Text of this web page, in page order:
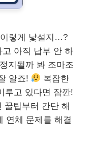
렇게 낯설지…?
아직 납부 안 하
지될까 봐 조마조
알죠!
복잡한
루고 있다면 잠깐!
꿀팁부터 간단 해
연체 문제를 해결